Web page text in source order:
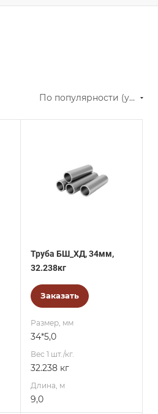
По популярности (убывание)
Труба БШ_ХД, 34мм,
32.238кг
Заказать
Размер, мм
34*5,0
Вес 1 шт./кг.
32.238 кг
Длина, м
9,0